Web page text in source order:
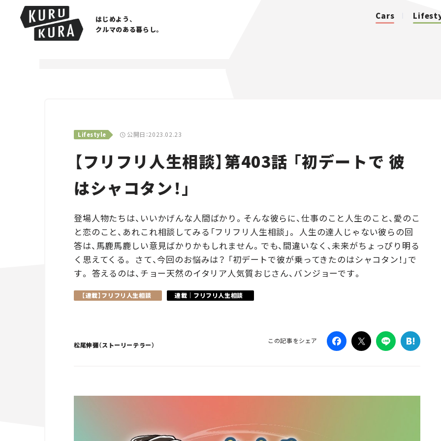
はじめよう、
クルマのある暮らし。
Cars
Lifestyle 公開日：2023.02.23
【フリフリ人生相談】第403話 「初デートで 彼
はシャコタン！」
登場人物たちは、いいかげんな人間ばかり。そんな彼らに、仕事のこと人生のこと、愛のこ
と恋のこと、あれこれ相談してみる「フリフリ人生相談」。 人生の達人じゃない彼らの回
答は、馬鹿馬鹿しい意見ばかりかもしれません。でも、間違いなく、未来がちょっぴり明る
く思えてくる。 さて、今回のお悩みは？ 「初デートで彼が乗ってきたのはシャコタン！」で
す。 答えるのは、チョー天然のイタリア人気質おじさん、バンジョーです。
【連載】フリフリ人生相談 連載｜フリフリ人生相談
松尾伸彌（ストーリーテラー）
この記事をシェア
Traffic
Series